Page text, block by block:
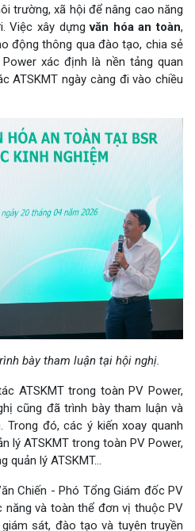
trường, xã hội để nâng cao năng
Việc xây dựngvăn hóa an toàn,
động thông qua đào tạo, chia sẻ
xác định là nền tảng quan
ATSKMT ngày càng đi vào chiều
bày tham luận tại hội nghị.
ATSKMT trong toàn PV Power,
cũng đã trình bày tham luận và
đó, các ý kiến xoay quanh
lý ATSKMT trong toàn PV Power,
lý ATSKMT...
Chiến - Phó Tổng Giám đốc PV
năng và toàn thể đơn vị thuộc PV
sát, đào tạo và tuyên truyền